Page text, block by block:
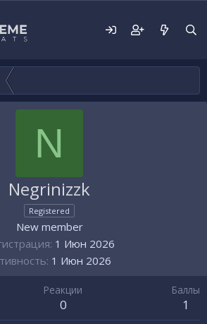
N
Negrinizzk
Registered
New member
1 Июн 2026
1 Июн 2026
Реакции
0
Баллы
1